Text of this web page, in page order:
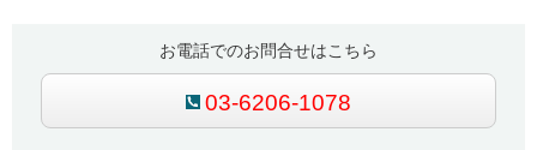
お電話でのお問合せはこちら
03-6206-1078